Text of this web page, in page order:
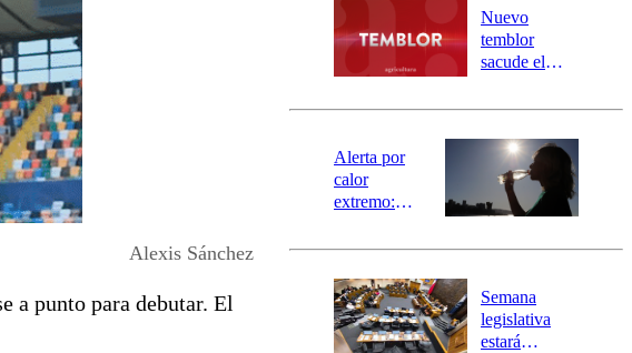
Alexis Sánchez
a punto para debutar. El
río Damas:
activa
mensajería
SAE
Nuevo
temblor
sacude el
revisa la
epicentro
Alerta por
calor
extremo:
activa Alerta
Preventiva en
tres comunas
Semana
legislativa
estará